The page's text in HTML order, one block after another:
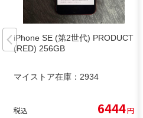
iPhone SE (第2世代) PRODUCT
(RED) 256GB
マイストア在庫： 2934
税込 6444円